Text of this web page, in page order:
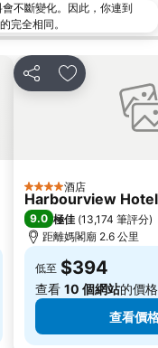
機場
coach station
International Ocean Tourist Resort
Metro Station
Babylon
Sandie Waterfalls
sen University
Youth Dance Festival
Metro Station
不斷變化。因此，你連到
完全相同。
分享 放到收藏夾
4 星級 酒店
Harbourview
9.0 極佳 (13,174 筆評分)
距離媽閣廟 2.6 公里
低至 $394
查看 10 個網站的價格
查看價